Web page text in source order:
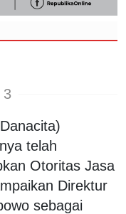
3
telah
Otoritas Jasa
Direktur
sebagai